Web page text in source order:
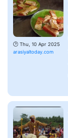
🕑 Thu, 10 Apr 2025
arasiyaltoday.com